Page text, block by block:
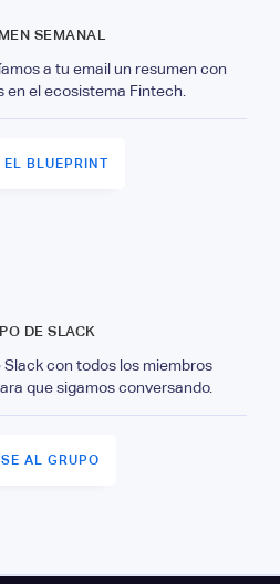
SEMANAL
a tu email un resumen con
en el ecosistema Fintech.
EL BLUEPRINT
DE SLACK
Slack con todos los miembros
que sigamos conversando.
AL GRUPO